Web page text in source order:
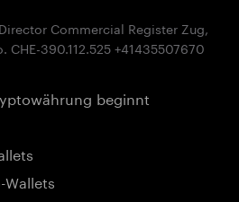
Commercial Register Zug,
beginnt